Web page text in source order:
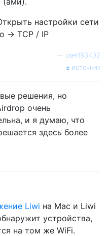
настройки сети
-> TCP / IP
user183402
источник
решения, но
очень
и я думаю, что
здесь более
Liwi на Mac и Liwi
устройства,
на том же WiFi.